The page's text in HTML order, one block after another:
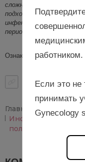
сложностями терапии и
подходов к лечению, с
инфекционно-
периоде
…»
Ознакомиться со статьей
Главная
Новости
Инфекционно-
половых органов.
работником.
Если это не
принимать
Gynecology